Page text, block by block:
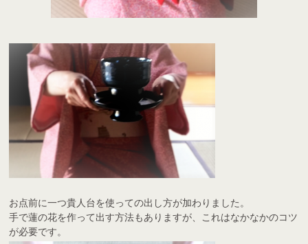
お点前に一つ貴人台を使っての出し方が加わりました。
手で蓮の花を作って出す方法もありますが、これはなかなかのコツ
が必要です。